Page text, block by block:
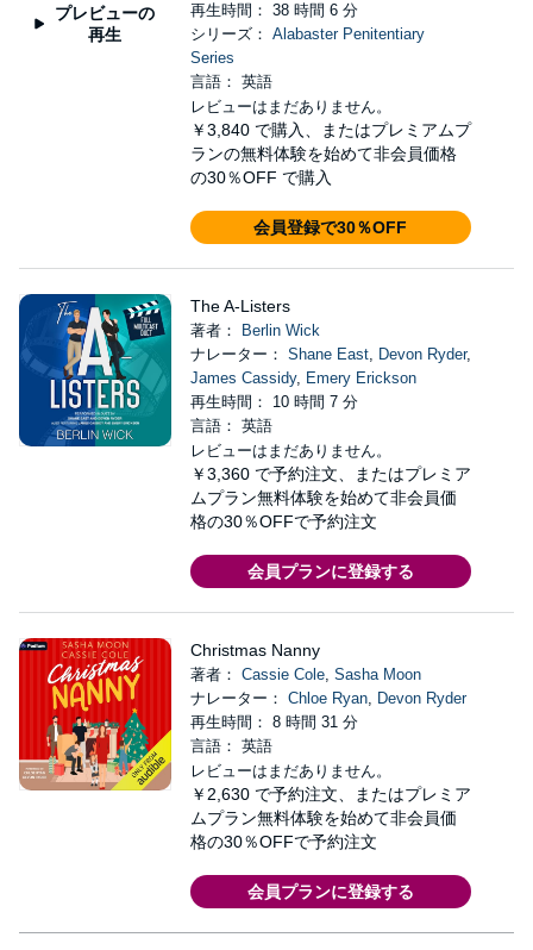
プレビューの
再生
再生時間： 38 時間 6 分
シリーズ： Alabaster Penitentiary
Series
言語： 英語
レビューはまだありません。
￥3,840 で購入、またはプレミアムプ
ランの無料体験を始めて非会員価格
の30％OFF で購入
会員登録で30％OFF
The A-Listers
著者：
Berlin Wick
ナレーター： Shane East, Devon Ryder,
James Cassidy, Emery Erickson
再生時間： 10 時間 7 分
言語： 英語
レビューはまだありません。
￥3,360 で予約注文、またはプレミア
ムプラン無料体験を始めて非会員価
格の30％OFFで予約注文
会員プランに登録する
Christmas Nanny
著者： Cassie Cole, Sasha Moon
ナレーター： Chloe Ryan, Devon Ryder
再生時間： 8 時間 31 分
言語： 英語
レビューはまだありません。
￥2,630 で予約注文、またはプレミア
ムプラン無料体験を始めて非会員価
格の30％OFFで予約注文
会員プランに登録する